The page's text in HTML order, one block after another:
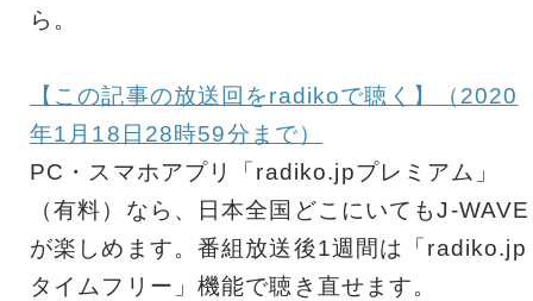
ら。
【この記事の放送回をradikoで聴く】（2020
年1月18日28時59分まで）
PC・スマホアプリ「radiko.jpプレミアム」
（有料）なら、日本全国どこにいてもJ-WAVE
が楽しめます。番組放送後1週間は「radiko.jp
タイムフリー」機能で聴き直せます。